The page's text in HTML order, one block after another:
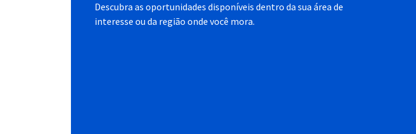
Descubra as oportunidades disponíveis dentro da sua área de
interesse ou da região onde você mora.